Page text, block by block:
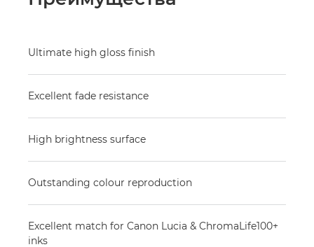
Ultimate high gloss finish
Excellent fade resistance
High brightness surface
Outstanding colour reproduction
Excellent match for Canon Lucia & ChromaLife100+
inks